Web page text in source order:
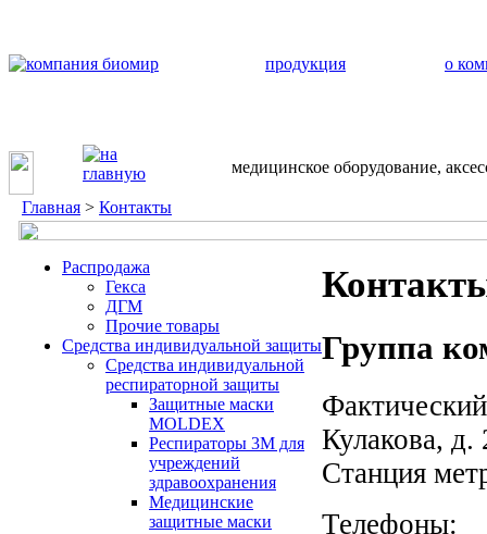
продукция о
медицинское оборудование,
Главная > Контакты
Распродажа
Гекса
ДГМ
Прочие товары
Средства индивидуальной защиты
Средства индивидуальной
респираторной защиты
Защитные маски
MOLDEX
Респираторы 3М для
учреждений
здравоохранения
Медицинские
защитные маски
Группа
Кулакова, д.
Станция
Телефоны: